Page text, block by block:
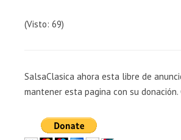
(Visto: 69)
SalsaClasica ahora esta libre de
mantener esta pagina con su donación.